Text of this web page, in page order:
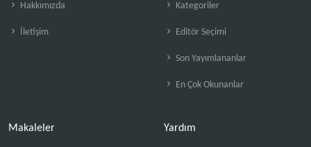
Hakkımızda
İletişim
Kategoriler
Editör Seçimi
Son Yayımlananlar
En Çok Okunanlar
Makaleler Yardım